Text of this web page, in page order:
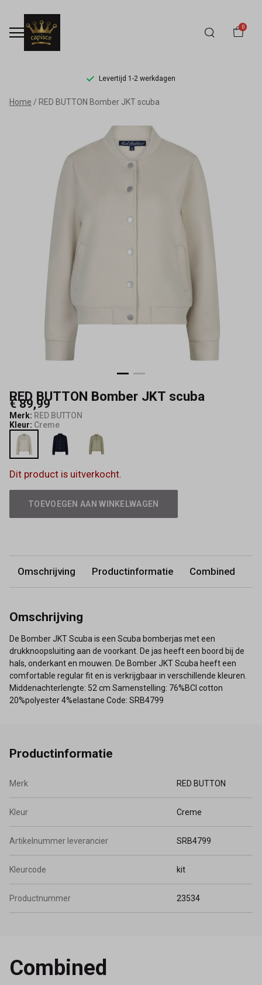
0
Levertijd 1-2 werkdagen
RED
Bomber
scuba
Capisce
Mode
Home RED BUTTON Bomber JKT scuba
RED BUTTON Bomber JKT scuba
€ 89,99
Merk: RED BUTTON
Kleur: Creme
Dit product is uitverkocht.
TOEVOEGEN AAN WINKELWAGEN
Omschrijving Productinformatie Combined
Omschrijving
De Bomber JKT Scuba is een Scuba bomberjas met een
drukknoopsluiting aan de voorkant. De jas heeft een boord bij de
hals, onderkant en mouwen. De Bomber JKT Scuba heeft een
comfortable regular fit en is verkrijgbaar in verschillende kleuren.
Middenachterlengte: 52 cm Samenstelling: 76%BCI cotton
20%polyester 4%elastane Code: SRB4799
Productinformatie
Merk RED BUTTON
Kleur Creme
Artikelnummer leverancier SRB4799
Kleurcode kit
Productnummer 23534
Combined